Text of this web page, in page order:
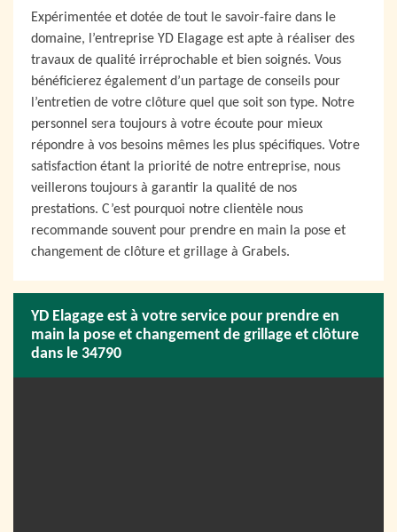
Expérimentée et dotée de tout le savoir-faire dans le
domaine, l’entreprise YD Elagage est apte à réaliser des
travaux de qualité irréprochable et bien soignés. Vous
bénéficierez également d’un partage de conseils pour
l’entretien de votre clôture quel que soit son type. Notre
personnel sera toujours à votre écoute pour mieux
répondre à vos besoins mêmes les plus spécifiques. Votre
satisfaction étant la priorité de notre entreprise, nous
veillerons toujours à garantir la qualité de nos
prestations. C’est pourquoi notre clientèle nous
recommande souvent pour prendre en main la pose et
changement de clôture et grillage à Grabels.
YD Elagage est à votre service pour prendre en
main la pose et changement de grillage et clôture
dans le 34790